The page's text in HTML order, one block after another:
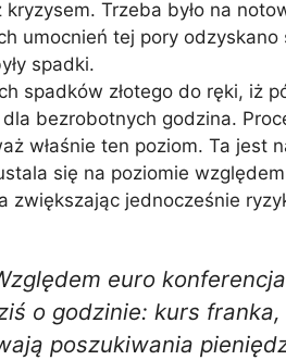
kryzysem. Trzeba było na
umocnień tej pory
spadki.
spadków złotego do ręki, iż
bezrobotnych godzina.
właśnie ten poziom. Ta jest
się na poziomie
zwiększając jednocześnie
euro
o godzinie: kurs
poszukiwania